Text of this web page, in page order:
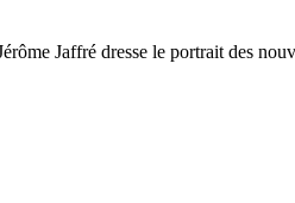
Jaffré dresse le portrait des